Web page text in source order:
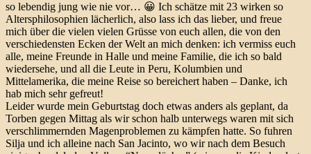
so lebendig jung wie nie vor… 😀 Ich schätze mit 23 wirken so
Altersphilosophien lächerlich, also lass ich das lieber, und freue
mich über die vielen vielen Grüsse von euch allen, die von den
verschiedensten Ecken der Welt an mich denken: ich vermiss euch
alle, meine Freunde in Halle und meine Familie, die ich so bald
wiedersehe, und all die Leute in Peru, Kolumbien und
Mittelamerika, die meine Reise so bereichert haben – Danke, ich
hab mich sehr gefreut!
Leider wurde mein Geburtstag doch etwas anders als geplant, da
Torben gegen Mittag als wir schon halb unterwegs waren mit sich
verschlimmernden Magenproblemen zu kämpfen hatte. So fuhren
Silja und ich alleine nach San Jacinto, wo wir nach dem Besuch